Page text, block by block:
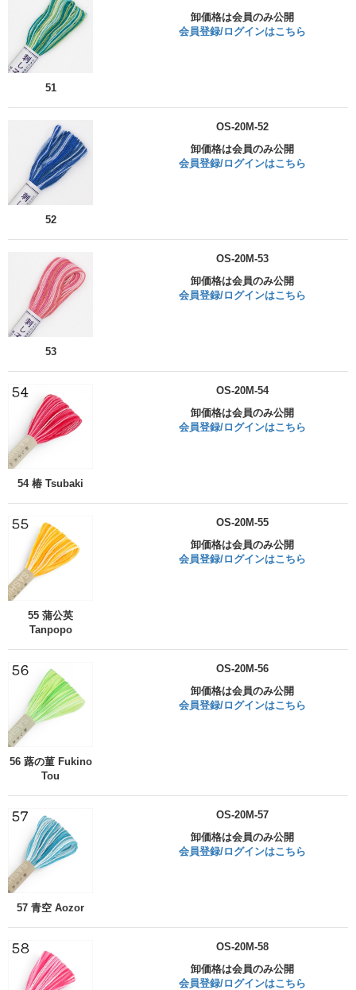
51
卸価格は会員のみ公開
会員登録/ログインはこちら
52
OS-20M-52
卸価格は会員のみ公開
会員登録/ログインはこちら
53
OS-20M-53
卸価格は会員のみ公開
会員登録/ログインはこちら
54 椿 Tsubaki
OS-20M-54
卸価格は会員のみ公開
会員登録/ログインはこちら
55 蒲公英
Tanpopo
OS-20M-55
卸価格は会員のみ公開
会員登録/ログインはこちら
56 蕗の菫 Fukino
Tou
OS-20M-56
卸価格は会員のみ公開
会員登録/ログインはこちら
57 青空 Aozor
OS-20M-57
卸価格は会員のみ公開
会員登録/ログインはこちら
OS-20M-58
卸価格は会員のみ公開
会員登録/ログインはこちら